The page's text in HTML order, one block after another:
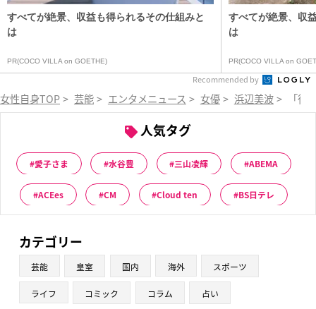
すべてが絶景、収益も得られるその仕組みと
は
PR(COCO VILLA on GOETHE)
すべてが絶景、収
は
PR(COCO VILLA on
Recommended by
女性自身TOP > 芸能 > エンタメニュース > 女優 > 浜辺美波 > 「
人気タグ
愛子さま 水谷豊 三山凌輝 ABEMA
ACEes CM Cloud ten BS日テレ
カテゴリー
芸能 皇室 国内 海外 スポーツ
ライフ コミック コラム 占い